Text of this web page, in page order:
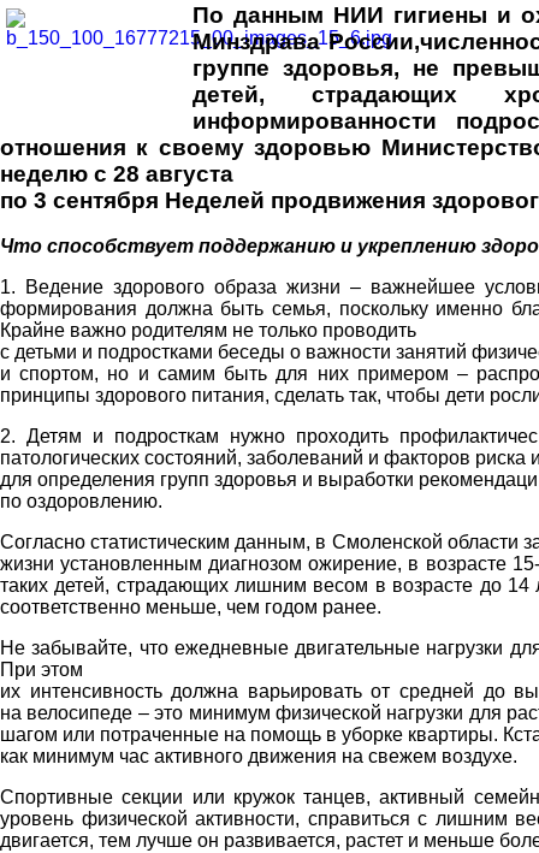
По данным НИИ гигиены и
Минздрава
группе здоровья, не
детей, страдающих
информированности
отношения к своему здоровью
неделю с 28 августа
по 3 сентября Неделей продвижения
Что способствует поддержанию и укреплению
1. Ведение здорового образа жизни – важнейшее
формирования должна быть семья, поскольку именно
Крайне важно родителям не только проводить
с детьми и подростками беседы о важности занятий
и спортом, но и самим быть для них примером –
принципы здорового питания, сделать так, чтобы дети
2. Детям и подросткам нужно проходить
патологических состояний, заболеваний и факторов риска
для определения групп здоровья и выработки
по оздоровлению.
Согласно статистическим данным, в Смоленской области
жизни установленным диагнозом ожирение, в возрасте
таких детей, страдающих лишним весом в возрасте до 14
соответственно меньше, чем годом ранее.
Не забывайте, что ежедневные двигательные нагрузки
При этом
их интенсивность должна варьировать от средней до
на велосипеде – это минимум физической нагрузки для
шагом или потраченные на помощь в уборке квартиры.
как минимум час активного движения на свежем воздухе.
Спортивные секции или кружок танцев, активный
уровень физической активности, справиться с лишним
двигается, тем лучше он развивается, растет и меньше